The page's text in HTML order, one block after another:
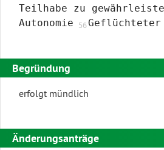
Teilhabe zu
Autonomie
Begründung
erfolgt mündlich
Änderungsanträge